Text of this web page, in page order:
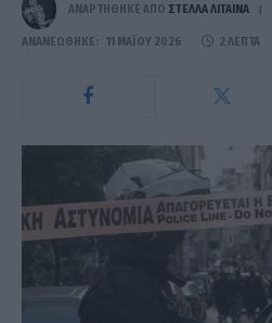
ΑΝΑΡΤΗΘΗΚΕ ΑΠΟ ΣΤΈΛΛΑ ΛΊΤΑΙΝΑ
ΑΝΑΝΕΏΘΗΚΕ: 11 ΜΑΪ́ΟΥ 2026 2 ΛΕΠΤΆ